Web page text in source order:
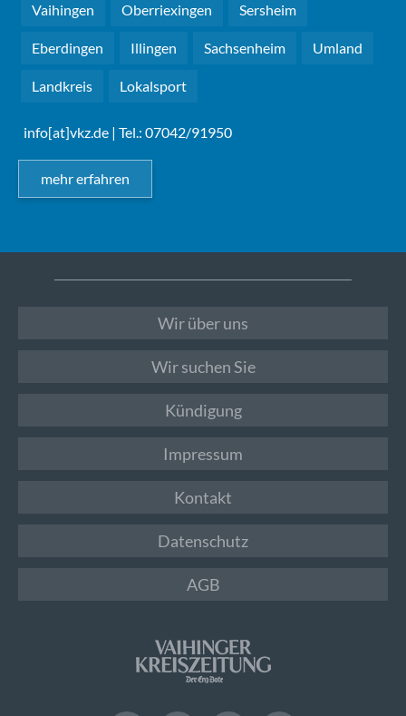
Vaihingen Oberriexingen Sersheim
Eberdingen Illingen Sachsenheim Umland
Landkreis Lokalsport
info[at]vkz.de | Tel.: 07042/91950
mehr erfahren
Wir über uns
Wir suchen Sie
Kündigung
Impressum
Kontakt
Datenschutz
AGB